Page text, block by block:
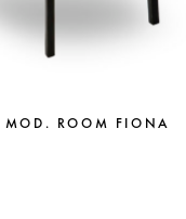
MOD. ROOM FIONA